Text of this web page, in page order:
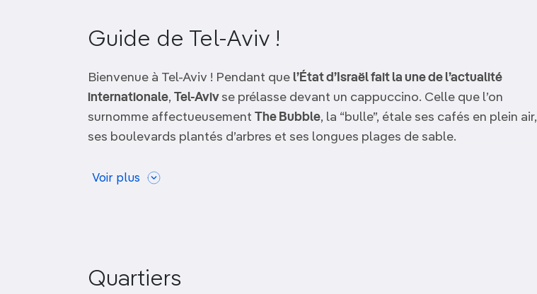
ANTARCTIQUE
TOP VILLES
Guide de Tel-Aviv !
Bienvenue à Tel-Aviv ! Pendant que l’État d’Israël fait la une de l’actualité
internationale, Tel-Aviv se prélasse devant un cappuccino. Celle que l’on
surnomme affectueusement The Bubble, la “bulle”, étale ses cafés en plein air,
ses boulevards plantés d’arbres et ses longues plages de sable.
Destination privilégiée des Européens en quête de soleil toute l’année
aussi de nombreuses boutiques, bistrots et brasseries. Ses
paisibles jardins de la mémoire et les marchés animés qui incarnent le
Tel-Aviv.
Voir plus
Quartiers